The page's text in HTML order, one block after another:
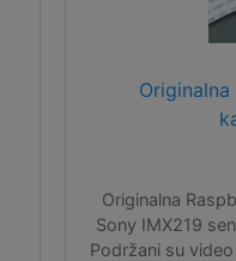
Originalna
Sony IMX219
Podržani su